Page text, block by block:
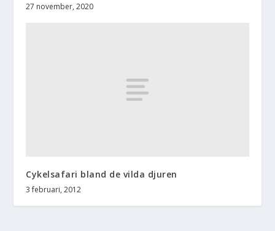
27 november, 2020
Cykelsafari bland de vilda djuren
3 februari, 2012